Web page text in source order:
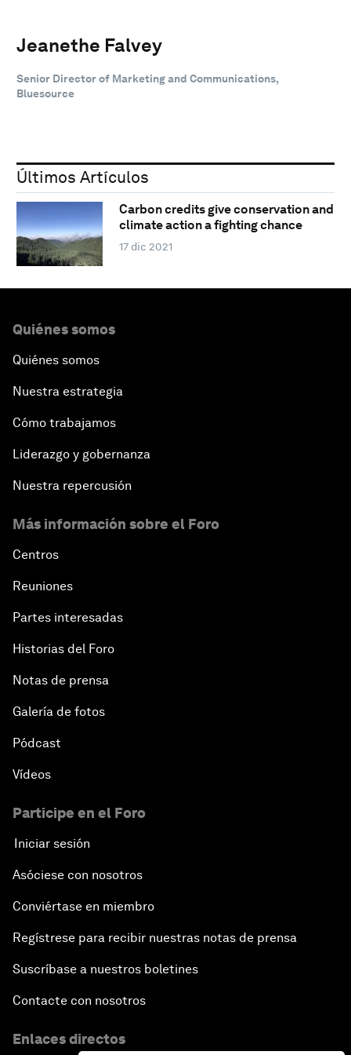
Jeanethe Falvey
Senior Director of Marketing and Communications,
Bluesource
Últimos Artículos
Carbon credits give conservation and
climate action a fighting chance
17 dic 2021
Quiénes somos
Quiénes somos
Nuestra estrategia
Cómo trabajamos
Liderazgo y gobernanza
Nuestra repercusión
Más información sobre el Foro
Centros
Reuniones
Partes interesadas
Historias del Foro
Notas de prensa
Galería de fotos
Pódcast
Vídeos
Participe en el Foro
Iniciar sesión
Asóciese con nosotros
Conviértase en miembro
Regístrese para recibir nuestras notas de prensa
Suscríbase a nuestros boletines
Contacte con nosotros
Enlaces directos